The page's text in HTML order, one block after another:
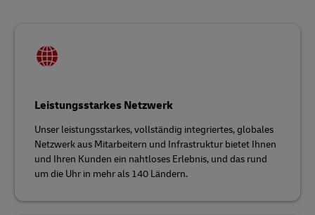
Leistungsstarkes Netzwerk
Unser leistungsstarkes, vollständig integriertes, globales
Netzwerk aus Mitarbeitern und Infrastruktur bietet Ihnen
und Ihren Kunden ein nahtloses Erlebnis, und das rund
um die Uhr in mehr als 140 Ländern.